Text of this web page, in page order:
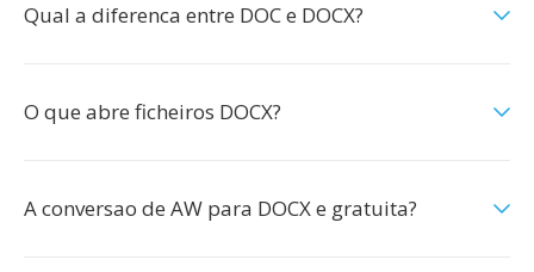
Qual a diferenca entre DOC e DOCX?
O que abre ficheiros DOCX?
A conversao de AW para DOCX e gratuita?